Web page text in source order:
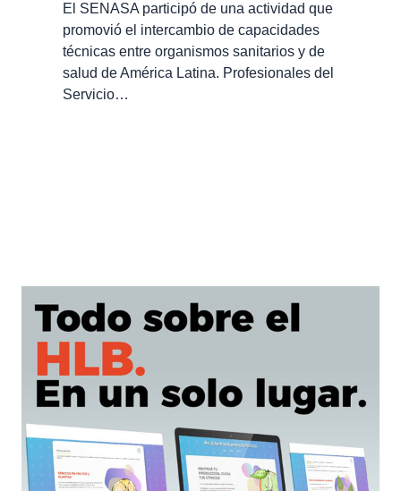
El SENASA participó de una actividad que
promovió el intercambio de capacidades
técnicas entre organismos sanitarios y de
salud de América Latina. Profesionales del
Servicio…